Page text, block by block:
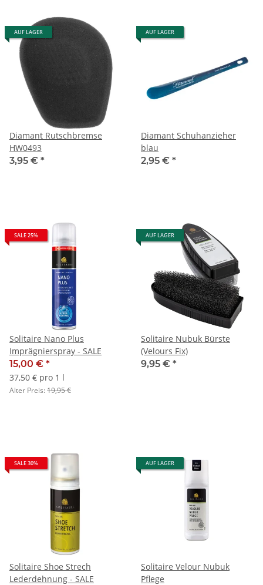
AUF LAGER
Diamant Rutschbremse
HW0493
3,95 € *
AUF LAGER
Diamant Schuhanzieher
blau
2,95 € *
SALE 25%
Solitaire Nano Plus
Imprägnierspray - SALE
15,00 € *
37,50 € pro 1 l
Alter Preis:19,95 €
AUF LAGER
Solitaire Nubuk Bürste
(Velours Fix)
9,95 € *
SALE 30%
Solitaire Shoe Strech
Lederdehnung - SALE
AUF LAGER
Solitaire Velour Nubuk
Pflege